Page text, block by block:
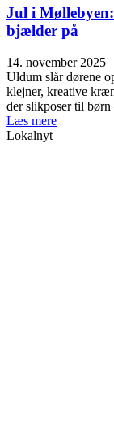
Jul i Møllebyen:
bjælder på
14. november 2025
Uldum slår dørene
klejner, kreative
der slikposer til
Læs mere
Lokalnyt